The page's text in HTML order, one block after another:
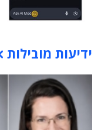
תוכן פרסומי
ידיעות מובילות